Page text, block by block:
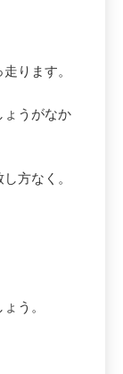
ります。
ょうがなか
方なく。
う。